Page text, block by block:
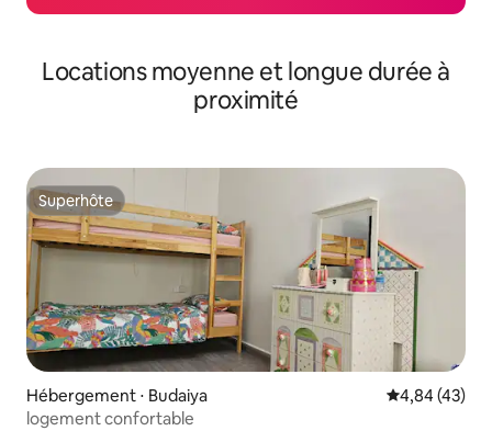
Locations moyenne et longue durée à
proximité
Superhôte
Superhôte
Hébergement ⋅ Budaiya Évaluation
4,84 (43)
logement confortable